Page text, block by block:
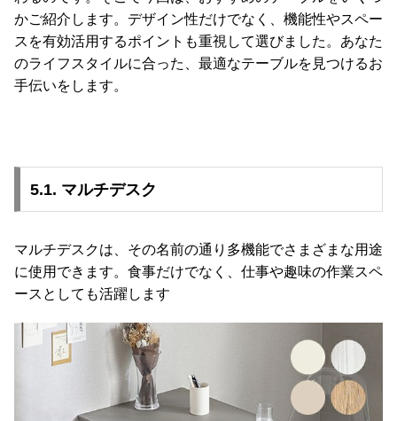
かご紹介します。デザイン性だけでなく、機能性やスペー
スを有効活用するポイントも重視して選びました。あなた
のライフスタイルに合った、最適なテーブルを見つけるお
手伝いをします。
5.1. マルチデスク
マルチデスクは、その名前の通り多機能でさまざまな用途
に使用できます。食事だけでなく、仕事や趣味の作業スペ
ースとしても活躍します